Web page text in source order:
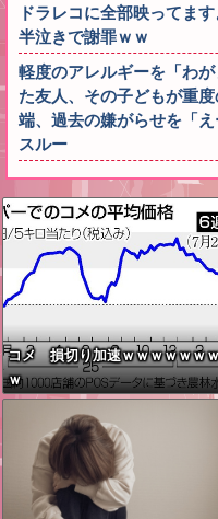
ドラレコに全部映ってま
半泣きで謝罪ｗｗ
軽度のアレルギーを「わ
た友人、その子どもが重
端、過去の嫌がらせを「
スルー
コメ 損切り加速ｗｗｗｗｗｗ
ｗ